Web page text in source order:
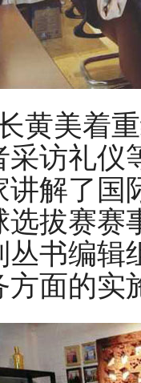
黄美着
采访礼仪
讲解了国
选拔赛赛
丛书编辑
方面的实